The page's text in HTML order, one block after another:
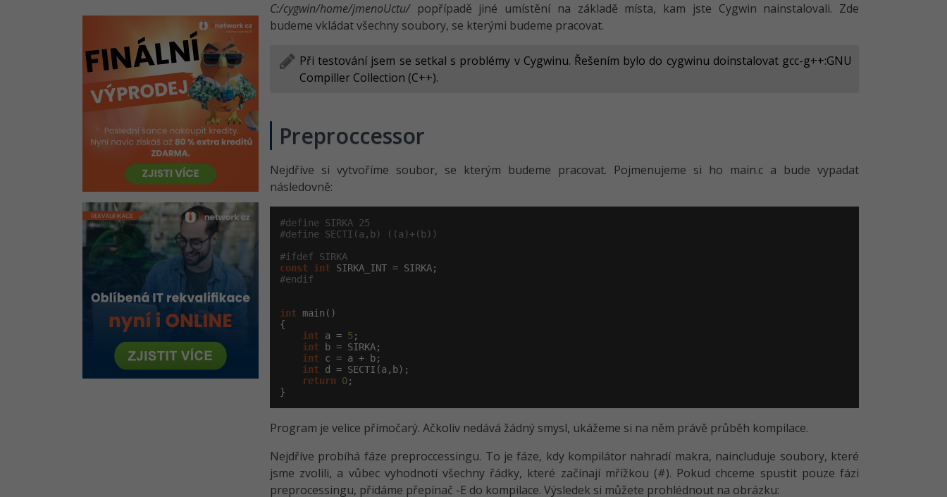
C:/cygwin/home/jme­noUctu/popřípadě jiné umístění na základě místa, kam jste Cygwin nainstalovali. Zde
budeme vkládat všechny soubory, se kterými budeme pracovat.
Při testování jsem se setkal s problémy v Cygwinu. Řešením bylo do cygwinu doinstalovat gcc-g++:GNU
Compiller Collection (C++).
Preproccessor
Nejdříve si vytvoříme soubor, se kterým budeme pracovat. Pojmenujeme si ho main.c a bude vypadat
následovně:
#define SIRKA 25
#define SECTI(a,b) ((a)+(b))
#ifdef SIRKA
const
int
#endif
int main()
{
int a = 5 ;
int b = SIRKA;
int c = a + b;
int d = SECTI(a,b);
return
0;
}
Program je velice přímočarý. Ačkoliv nedává žádný smysl, ukážeme si na něm právě průběh kompilace.
Nejdříve probíhá fáze preproccessingu. To je fáze, kdy kompilátor nahradí makra, naincluduje soubory, které
jsme zvolili, a vůbec vyhodnotí všechny řádky, které začínají mřížkou (#). Pokud chceme spustit pouze fázi
preprocessingu, přidáme přepínač -E do kompilace. Výsledek si můžete prohlédnout na obrázku: